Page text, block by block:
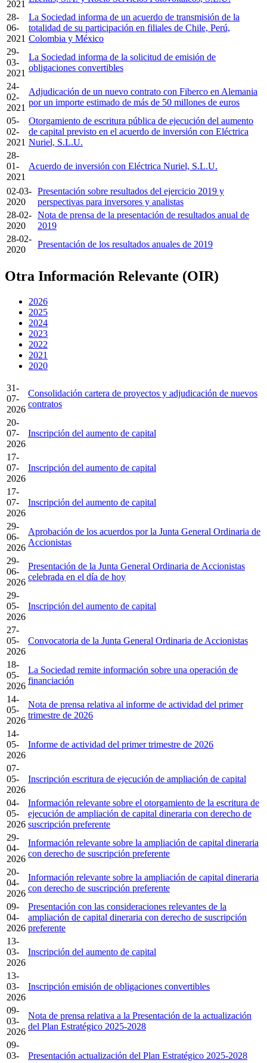
2021
28-
06-
2021
La Sociedad informa de un acuerdo de transmisión de la
totalidad de su participación en filiales de Chile, Perú,
Colombia y México
29-
03-
2021
La Sociedad informa de la solicitud de emisión de
obligaciones convertibles
24-
02-
2021
Adjudicación de un nuevo contrato con Fiberco en Alemania
por un importe estimado de más de 50 millones de euros
05-
02-
2021
Otorgamiento de escritura pública de ejecución del aumento
de capital previsto en el acuerdo de inversión con Eléctrica
Nuriel, S.L.U.
28-
01-
2021
Acuerdo de inversión con Eléctrica Nuriel, S.L.U.
02-03-
2020
Presentación sobre resultados del ejercicio 2019 y
perspectivas para inversores y analistas
28-02-
2020
Nota de prensa de la presentación de resultados anual de
2019
28-02-
2020
Presentación de los resultados anuales de 2019
Otra Información Relevante (OIR)
2026
2025
2024
2023
2022
2021
2020
31-
07-
2026
Consolidación cartera de proyectos y adjudicación de nuevos
contratos
20-
07-
2026
Inscripción del aumento de capital
17-
07-
2026
Inscripción del aumento de capital
17-
07-
2026
Inscripción del aumento de capital
29-
06-
2026
Aprobación de los acuerdos por la Junta General Ordinaria de
Accionistas
29-
06-
2026
Presentación de la Junta General Ordinaria de Accionistas
celebrada en el día de hoy
29-
05-
2026
Inscripción del aumento de capital
27-
05-
2026
Convocatoria de la Junta General Ordinaria de Accionistas
18-
05-
2026
La Sociedad remite información sobre una operación de
financiación
14-
05-
2026
Nota de prensa relativa al informe de actividad del primer
trimestre de 2026
14-
05-
2026
Informe de actividad del primer trimestre de 2026
07-
05-
2026
Inscripción escritura de ejecución de ampliación de capital
04-
05-
2026
Información relevante sobre el otorgamiento de la escritura de
ejecución de ampliación de capital dineraria con derecho de
suscripción preferente
29-
04-
2026
Información relevante sobre la ampliación de capital dineraria
con derecho de suscripción preferente
20-
04-
2026
Información relevante sobre la ampliación de capital dineraria
con derecho de suscripción preferente
09-
04-
2026
Presentación con las consideraciones relevantes de la
ampliación de capital dineraria con derecho de suscripción
preferente
13-
03-
2026
Inscripción del aumento de capital
13-
03-
2026
Inscripción emisión de obligaciones convertibles
09-
03-
2026
Nota de prensa relativa a la Presentación de la actualización
del Plan Estratégico 2025-2028
09-
03-
Presentación actualización del Plan Estratégico 2025-2028